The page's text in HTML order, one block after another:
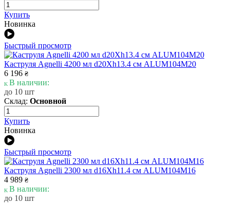
Купить
Новинка
Быстрый просмотр
Каструля Agnelli 4200 мл d20Xh13.4 см ALUM104M20
6 196 ₴
В наличии:
до 10 шт
Склад: Основной
Купить
Новинка
Быстрый просмотр
Каструля Agnelli 2300 мл d16Xh11.4 см ALUM104M16
4 989 ₴
В наличии:
до 10 шт